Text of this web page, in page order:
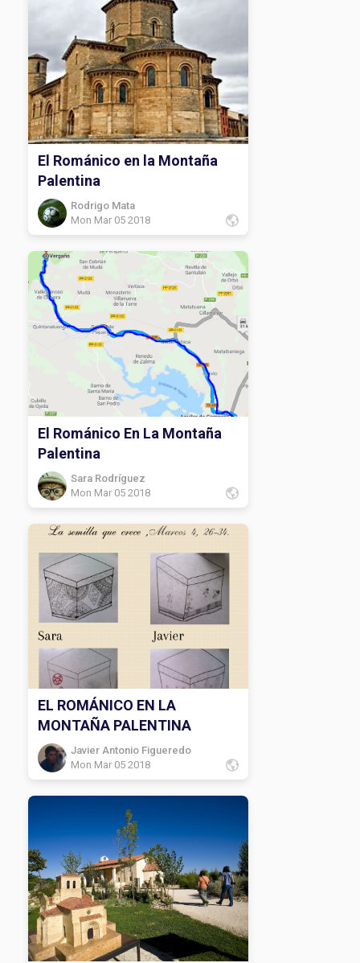
El Románico en la Montaña
Palentina
Rodrigo Mata
Mon Mar 05 2018
El Románico En La Montaña
Palentina
Sara Rodríguez
Mon Mar 05 2018
EL ROMÁNICO EN LA
MONTAÑA PALENTINA
Javier Antonio Figueredo
Mon Mar 05 2018